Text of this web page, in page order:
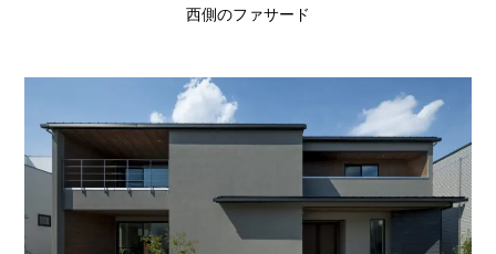
西側のファサード